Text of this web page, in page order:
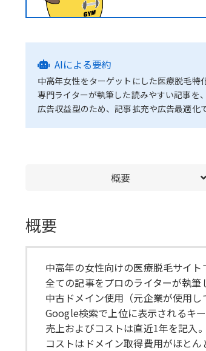
AIによる要約
中高年女性をターゲットにした医療脱毛特
専門ライターが執筆した読みやすい記事を
広告収益型のため、記事拡充や広告最適化
概要
概要
中高年の女性向けの医療脱毛サイト
全ての記事をプロのライターが執筆
中古ドメイン使用（元企業が使用
Google検索で上位に表示されるキ
売上およびコストは直近1年を記入。
コストはドメイン取得費用がほとん